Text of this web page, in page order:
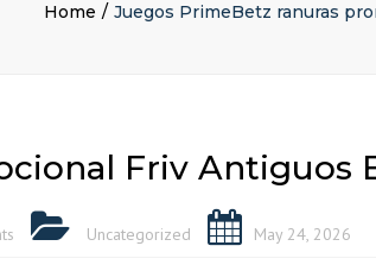
Home Juegos PrimeBetz ranuras
Friv Antiguos
Uncategorized May 24, 2026